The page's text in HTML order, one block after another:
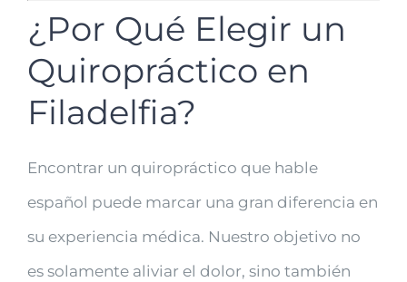
¿Por Qué Elegir un
Quiropráctico en
Filadelfia?
Encontrar un quiropráctico que hable
español puede marcar una gran diferencia en
su experiencia médica. Nuestro objetivo no
es solamente aliviar el dolor, sino también